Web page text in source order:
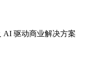
AI 驱动商业解决方案